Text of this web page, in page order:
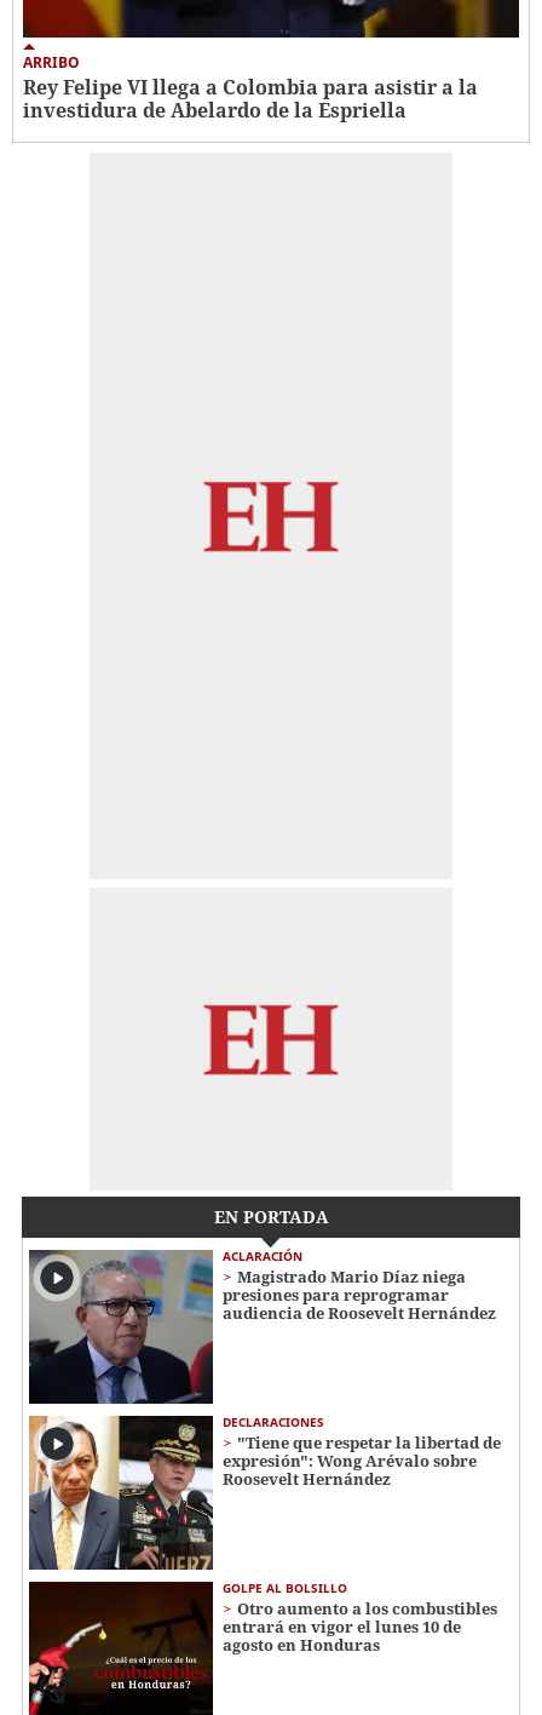
ARRIBO
Rey Felipe VI llega a Colombia para asistir a la
investidura de Abelardo de la Espriella
EN PORTADA
ACLARACIÓN
Magistrado Mario Díaz niega
presiones para reprogramar
audiencia de Roosevelt Hernández
DECLARACIONES
"Tiene que respetar la libertad de
expresión": Wong Arévalo sobre
Roosevelt Hernández
GOLPE AL BOLSILLO
Otro aumento a los combustibles
entrará en vigor el lunes 10 de
agosto en Honduras